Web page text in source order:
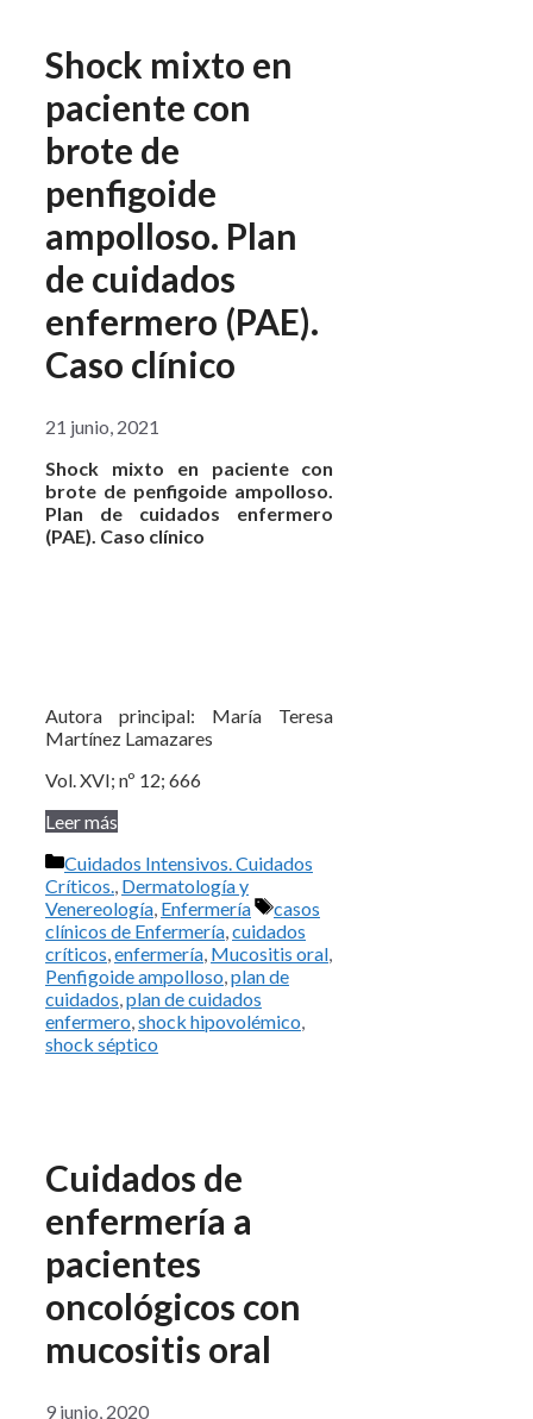
Shock mixto en
paciente con
brote de
penfigoide
ampolloso. Plan
de cuidados
enfermero (PAE).
Caso clínico
21 junio, 2021
Shock mixto en paciente con
brote de penfigoide ampolloso.
Plan de cuidados enfermero
(PAE). Caso clínico
Autora principal: María Teresa
Martínez Lamazares
Vol. XVI; nº 12; 666
Leer más
Categorías
Cuidados Intensivos. Cuidados
Críticos., Dermatología y
Venereología, Enfermería Etiquetas
casos
clínicos de Enfermería,cuidados
críticos,enfermería, Mucositis oral,
Penfigoide ampolloso,plan de
cuidados,plan de cuidados
enfermero,shock hipovolémico,
shock séptico
Cuidados de
enfermería a
pacientes
oncológicos con
mucositis oral
9 junio, 2020